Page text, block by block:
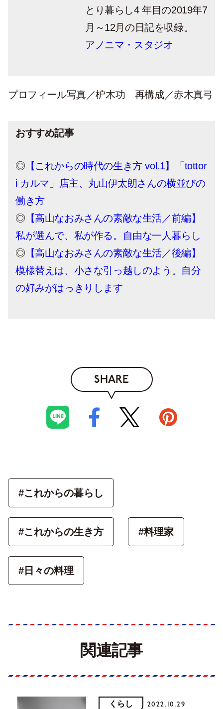
とり暮らし4 年目の2019年7
月～12月の日記を収録。
アノニマ・スタジオ
プロフィール写真／枦木功 再構成／赤木真弓
おすすめ記事
◎ 【これからの時代の生き方 vol.1】「tottor
i カルマ」店主、丸山伊太朗さんの横並びの
働き方
◎ 【高山なおみさんの素敵な生活／前編】
私が選んで、私が作る。自由な一人暮らし
◎ 【高山なおみさんの素敵な生活／後編】
模様替えは、小さな引っ越しのよう。自分
の好みがはっきりします
SHARE
#これからの暮らし
#これからの生き方 #料理家
#日々の料理
関連記事
くらし 2022.10.29